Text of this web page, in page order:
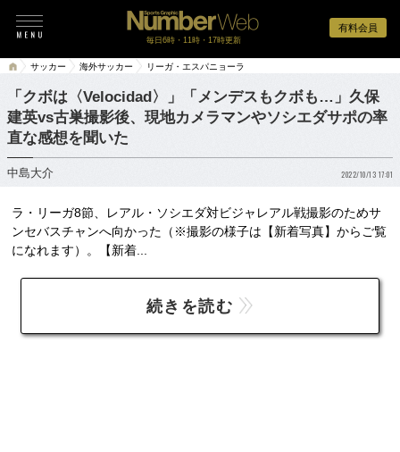
有料会員
毎日6時・11時・17時更新
サッカー 海外サッカー リーガ・エスパニョーラ
「クボは〈Velocidad〉」「メンデスもクボも…」久保
建英vs古巣撮影後、現地カメラマンやソシエダサポの率
直な感想を聞いた
中島大介 2022/10/13 17:01
ラ・リーガ8節、レアル・ソシエダ対ビジャレアル戦撮影のためサ
ンセバスチャンへ向かった（※撮影の様子は【新着写真】からご覧
になれます）。【新着...
続きを読む